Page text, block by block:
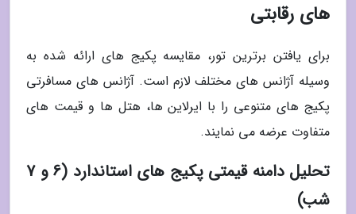
های رقابتی
برای یافتن برترین تور، مقایسه پکیج های ارائه شده به
وسیله آژانس های مختلف لازم است. آژانس های مسافرتی
پکیج های متنوعی را با ایرلاین ها، هتل ها و قیمت های
متفاوت عرضه می نمایند.
تحلیل دامنه قیمتی پکیج های استاندارد (6 و 7
شب)